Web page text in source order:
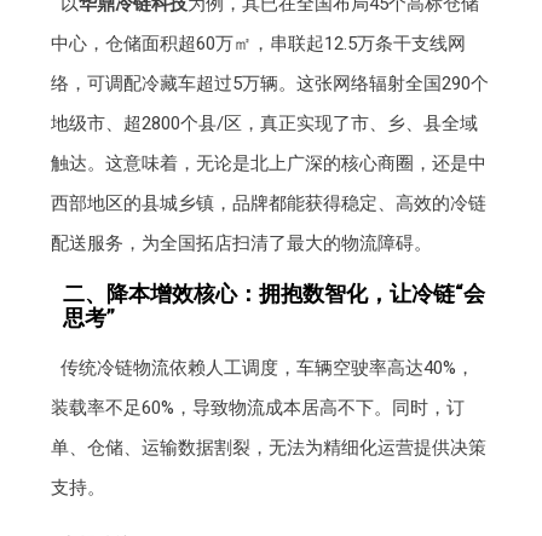
中心，仓储面积超60万㎡，串联起12.5万条干支线网
络，可调配冷藏车超过5万辆。这张网络辐射全国290个
地级市、超2800个县/区，真正实现了市、乡、县全域
触达。这意味着，无论是北上广深的核心商圈，还是中
西部地区的县城乡镇，品牌都能获得稳定、高效的冷链
配送服务，为全国拓店扫清了最大的物流障碍。
二、降本增效核心：拥抱数智化，让冷链“会
思考”
传统冷链物流依赖人工调度，车辆空驶率高达40%，
装载率不足60%，导致物流成本居高不下。同时，订
单、仓储、运输数据割裂，无法为精细化运营提供决策
支持。